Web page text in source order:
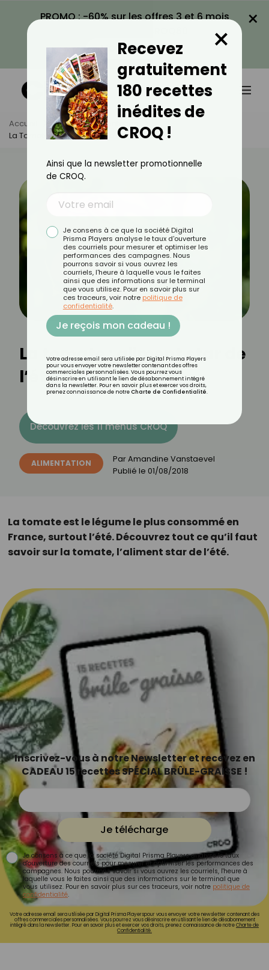
PROMO : -60% sur les offres 3 et 6 mois
VOIR LA PROMO
×
Accueil Actus
Alimentation
La Tomate : Aliment Star De L’été
La tomate : aliment star de
l’été
Découvrez les 11 menus CROQ
ALIMENTATION ParAmandine Vanstaevel
Publié le 01/08/2018
La tomate est le légume le plus consommé en
France, surtout l’été. Découvrez tout ce qu’il faut
savoir sur la tomate, l’aliment star de l’été.
Inscrivez-vous à notre Newsletter et recevez en
CADEAU 15 recettes SPÉCIAL BRÛLE-GRAISSE !
Je télécharge
Je consens à ce que la société Digital Prisma Players analyse le taux
d'ouverture des courriels pour mesurer et optimiser les performances des
campagnes. Nous pourrons savoir si vous ouvrez les courriels, l'heure à
laquelle vous le faites ainsi que des informations sur le terminal que
vous utilisez. Pour en savoir plus sur ces traceurs, voir notre politique de
confidentialité.
Votre adresse email sera utilisée par Digital Prisma Playerspour vous envoyer votre newsletter contenant des
offres commerciales personnalisées. Vous pourrez vous désinscrire en utilisant le lien de désabonnement
intégré dans la newsletter. Pour en savoir plus et exercer vos droits, prenez connaissance de notreCharte de
Confidentialité.
Recevez
gratuitement
180 recettes
inédites de
CROQ !
×
Ainsi que la newsletter promotionnelle
de CROQ.
Je consens à ce que la société Digital
Prisma Players analyse le taux d'ouverture
des courriels pour mesurer et optimiser les
performances des campagnes. Nous
pourrons savoir si vous ouvrez les
courriels, l'heure à laquelle vous le faites
ainsi que des informations sur le terminal
que vous utilisez. Pour en savoir plus sur
ces traceurs, voir notre politique de
confidentialité.
Je reçois mon cadeau !
Votre adresse email sera utilisée par Digital Prisma Players
pour vous envoyer votre newsletter contenant des offres
commerciales personnalisées. Vous pourrez vous
désinscrire en utilisant le lien de désabonnement intégré
dans la newsletter. Pour en savoir plus et exercer vos droits,
prenez connaissance de notre Charte de Confidentialité.